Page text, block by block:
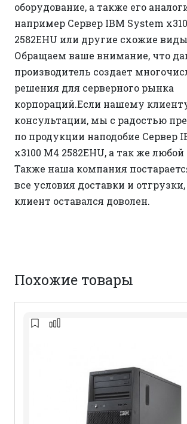
оборудование, а также его
например Сервер IBM System
2582EHU или другие схожие
Обращаем ваше внимание, что
производитель создает
решения для серверного рынка
корпораций.Если нашему
консультации, мы с радостью
по продукции наподобие Сервер
x3100 M4 2582EHU, а так же
Также наша компания
все условия доставки и
клиент оставался доволен.
Похожие товары